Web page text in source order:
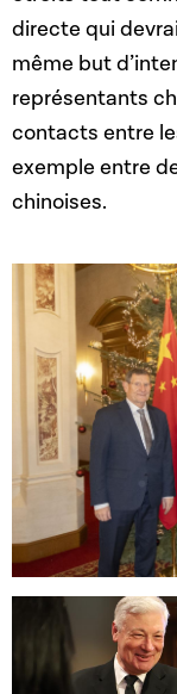
directe qui
même but
représentants
contacts entre
exemple entre
chinoises.
Open image in